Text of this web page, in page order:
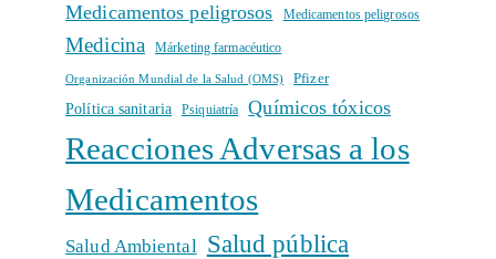
Medicamentos peligrosos Medicamentos peligrosos
Medicina Márketing farmacéutico
Organización Mundial de la Salud (OMS) Pfizer
Política sanitaria Psiquiatría Químicos tóxicos
Reacciones Adversas a los
Medicamentos
Salud Ambiental Salud pública